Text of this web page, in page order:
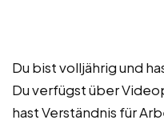
Du bist volljährig und
Du verfügst über
hast Verständnis für